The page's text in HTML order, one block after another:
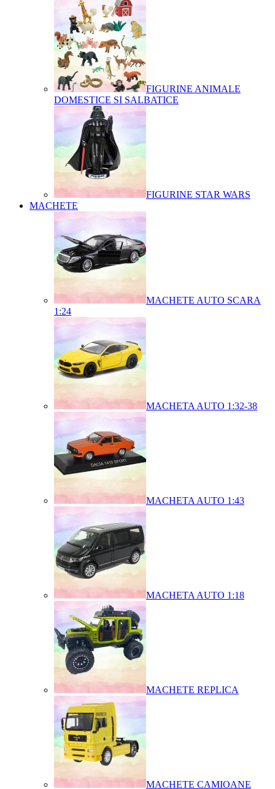
FIGURINE ANIMALE
DOMESTICE SI SALBATICE
FIGURINE STAR WARS
MACHETE
MACHETE AUTO SCARA
1:24
MACHETA AUTO 1:32-38
MACHETA AUTO 1:43
MACHETA AUTO 1:18
MACHETE REPLICA
MACHETE CAMIOANE